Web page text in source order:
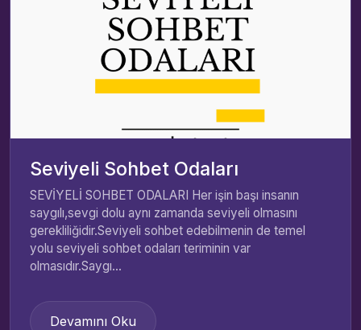
Seviyeli Sohbet Odaları
SEVİYELİ SOHBET ODALARI Her işin başı insanın
saygılı,sevgi dolu aynı zamanda seviyeli olmasını
gerekliliğidir.Seviyeli sohbet edebilmenin de temel
yolu seviyeli sohbet odaları teriminin var
olmasıdır.Saygı...
Devamını Oku